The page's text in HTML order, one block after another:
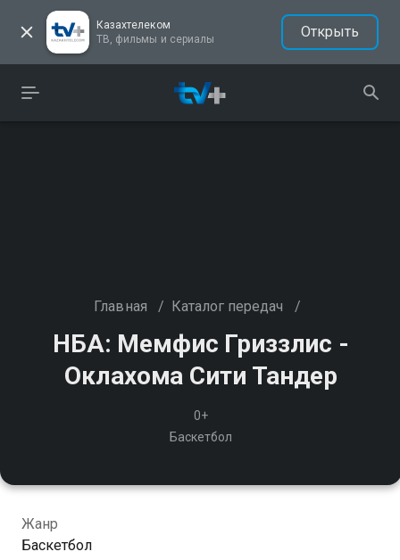
Казахтелеком
ТВ, фильмы и сериалы
Открыть
Главная / Каталог передач /
НБА: Мемфис Гриззлис -
Оклахома Сити Тандер
0+
Баскетбол
Жанр
Баскетбол